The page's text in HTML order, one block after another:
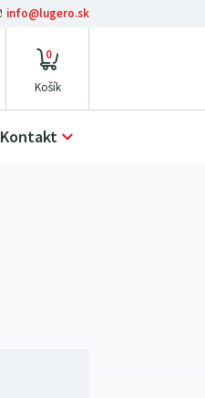
0
Kontakt
info@lugero.sk